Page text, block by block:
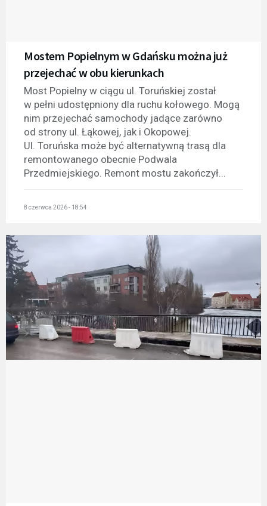
Mostem Popielnym w Gdańsku można już
przejechać w obu kierunkach
Most Popielny w ciągu ul. Toruńskiej został
w pełni udostępniony dla ruchu kołowego. Mogą
nim przejechać samochody jadące zarówno
od strony ul. Łąkowej, jak i Okopowej.
Ul. Toruńska może być alternatywną trasą dla
remontowanego obecnie Podwala
Przedmiejskiego. Remont mostu zakończył...
8 czerwca 2026 - 18:54